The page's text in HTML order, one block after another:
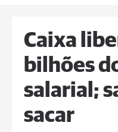
Caixa
bilhões
salarial;
sacar